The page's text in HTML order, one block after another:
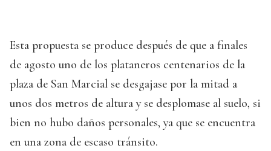
Esta propuesta se produce después de que a finales
de agosto uno de los plataneros centenarios de la
plaza de San Marcial se desgajase por la mitad a
unos dos metros de altura y se desplomase al suelo, si
bien no hubo daños personales, ya que se encuentra
en una zona de escaso tránsito.